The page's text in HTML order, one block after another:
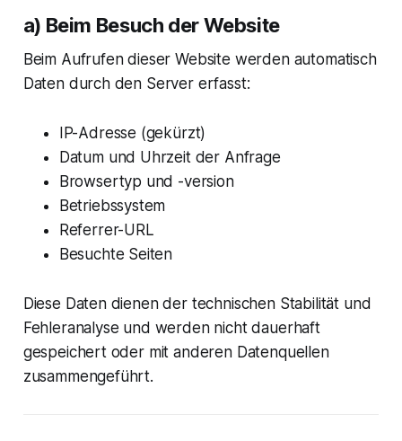
a) Beim Besuch der Website
Beim Aufrufen dieser Website werden automatisch
Daten durch den Server erfasst:
IP-Adresse (gekürzt)
Datum und Uhrzeit der Anfrage
Browsertyp und -version
Betriebssystem
Referrer-URL
Besuchte Seiten
Diese Daten dienen der technischen Stabilität und
Fehleranalyse und werden nicht dauerhaft
gespeichert oder mit anderen Datenquellen
zusammengeführt.